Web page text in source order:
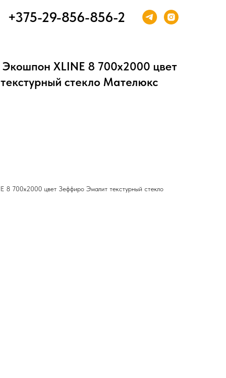
XLINE 8 700х2000 цвет
стекло Мателюкс
8 700х2000 цвет Зеффиро Эмалит текстурный стекло
+375-29-856-856-2